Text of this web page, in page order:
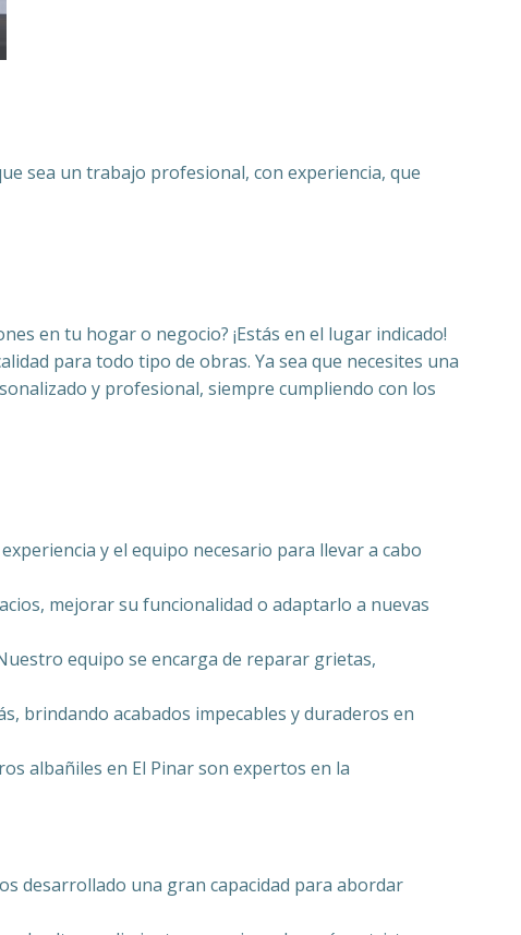
sea un trabajo profesional, con experiencia, que
en tu hogar o negocio? ¡Estás en el lugar indicado!
para todo tipo de obras. Ya sea que necesites una
y profesional, siempre cumpliendo con los
y el equipo necesario para llevar a cabo
mejorar su funcionalidad o adaptarlo a nuevas
equipo se encarga de reparar grietas,
brindando acabados impecables y duraderos en
albañiles en El Pinar son expertos en la
desarrollado una gran capacidad para abordar